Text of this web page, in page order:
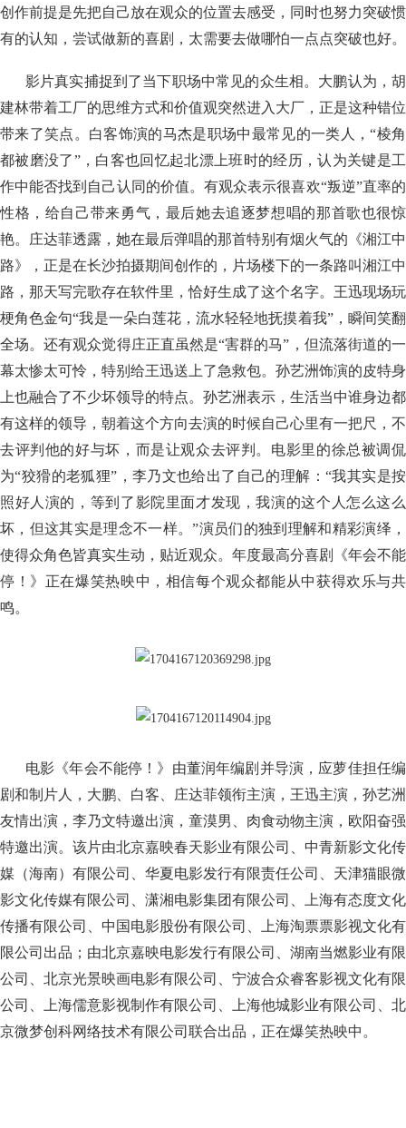
创作前提是先把自己放在观众的位置去感受，同时也努力突破惯
有的认知，尝试做新的喜剧，太需要去做哪怕一点点突破也好。
影片真实捕捉到了当下职场中常见的众生相。大鹏认为，胡
建林带着工厂的思维方式和价值观突然进入大厂，正是这种错位
带来了笑点。白客饰演的马杰是职场中最常见的一类人，“棱角
都被磨没了”，白客也回忆起北漂上班时的经历，认为关键是工
作中能否找到自己认同的价值。有观众表示很喜欢“叛逆”直率的
性格，给自己带来勇气，最后她去追逐梦想唱的那首歌也很惊
艳。庄达菲透露，她在最后弹唱的那首特别有烟火气的《湘江中
路》，正是在长沙拍摄期间创作的，片场楼下的一条路叫湘江中
路，那天写完歌存在软件里，恰好生成了这个名字。王迅现场玩
梗角色金句“我是一朵白莲花，流水轻轻地抚摸着我”，瞬间笑翻
全场。还有观众觉得庄正直虽然是“害群的马”，但流落街道的一
幕太惨太可怜，特别给王迅送上了急救包。孙艺洲饰演的皮特身
上也融合了不少坏领导的特点。孙艺洲表示，生活当中谁身边都
有这样的领导，朝着这个方向去演的时候自己心里有一把尺，不
去评判他的好与坏，而是让观众去评判。电影里的徐总被调侃
为“狡猾的老狐狸”，李乃文也给出了自己的理解：“我其实是按
照好人演的，等到了影院里面才发现，我演的这个人怎么这么
坏，但这其实是理念不一样。”演员们的独到理解和精彩演绎，
使得众角色皆真实生动，贴近观众。年度最高分喜剧《年会不能
停！》正在爆笑热映中，相信每个观众都能从中获得欢乐与共
鸣。
电影《年会不能停！》由董润年编剧并导演，应萝佳担任编
剧和制片人，大鹏、白客、庄达菲领衔主演，王迅主演，孙艺洲
友情出演，李乃文特邀出演，童漠男、肉食动物主演，欧阳奋强
特邀出演。该片由北京嘉映春天影业有限公司、中青新影文化传
媒（海南）有限公司、华夏电影发行有限责任公司、天津猫眼微
影文化传媒有限公司、潇湘电影集团有限公司、上海有态度文化
传播有限公司、中国电影股份有限公司、上海淘票票影视文化有
限公司出品；由北京嘉映电影发行有限公司、湖南当燃影业有限
公司、北京光景映画电影有限公司、宁波合众睿客影视文化有限
公司、上海儒意影视制作有限公司、上海他城影业有限公司、北
京微梦创科网络技术有限公司联合出品，正在爆笑热映中。